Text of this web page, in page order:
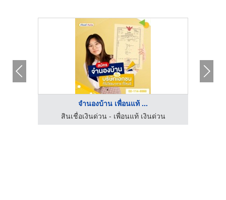
จำนองบ้าน เพื่อนแท้ ...
สินเชื่อเงินด่วน - เพื่อนแท้ เงินด่วน